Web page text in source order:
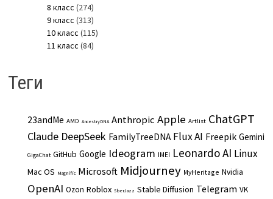
8 класс (274)
9 класс (313)
10 класс (115)
11 класс (84)
Теги
23andMe AMD AncestryDNA Anthropic Apple Artlist ChatGPT
Claude DeepSeek FamilyTreeDNA Flux AI Freepik Gemini
GigaChat GitHub Google Ideogram IMEI Leonardo AI Linux
Mac OS Magnific Microsoft Midjourney MyHeritage Nvidia
OpenAI Ozon Roblox SberJazz Stable Diffusion Telegram VK